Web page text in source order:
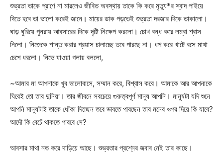
শুভ্রতা তাকে প্রাণে না মারলেও জীবিত অবস্থায় তাকে কি করে মৃত্যু*র স্বাদ পাইয়ে
দিতে হবে তা ভালো করেই জানে। মায়ের ডাক পড়তেই শুভ্রতা দরজার দিকে তাকালো।
ঘাড় ঘুরিয়ে পুনরায় আবসারের দিকে দৃষ্টি নিক্ষেপ করলো। চোখ বন্ধ করে লম্বা শ্বাস
নিলো। নিজেকে শান্ত করার প্রয়াস চালাচ্ছে তবে পারছে না। ধপ করে খাটে বসে মাথা
চেপে ধরলো। নিভে যাওয়া গলায় বললো,
~আমার মা আপনাকে খুব ভালোবাসে, সম্মান করে, বিশ্বাস করে। আমাকে আর আপনাকে
ঘিরেই তো তার দুনিয়া। তার জীবনে সবচেয়ে গুরুত্বপূর্ণ মানুষ আপনি। মানুষটা যদি শুনে
আপনি মানুষটাই তাকে ধোঁকা দিচ্ছেন তবে ভাবতে পারছেন তার মনের ওপর দিয়ে কি যাবে?
আদৌ কি বেচেঁ থাকতে পারবে সে?
আবসার মাথা নত করে দাড়িয়ে আছে। শুভ্রতার প্রশ্নের জবাব নেই তার কাছে।